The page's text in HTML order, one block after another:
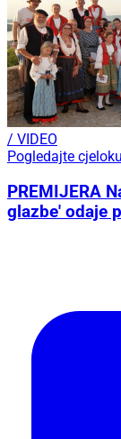
/ VIDEO
Pogledajte
PREMIJERA
glazbe' odaje